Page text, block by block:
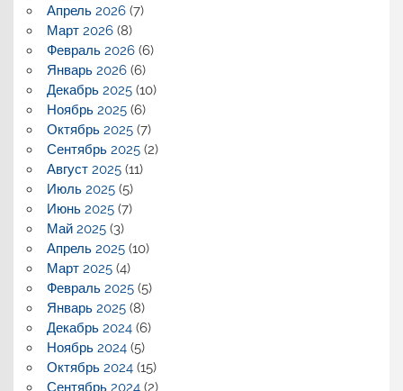
Апрель 2026(7)
Март 2026(8)
Февраль 2026(6)
Январь 2026(6)
Декабрь 2025(10)
Ноябрь 2025(6)
Октябрь 2025(7)
Сентябрь 2025(2)
Август 2025(11)
Июль 2025(5)
Июнь 2025(7)
Май 2025(3)
Апрель 2025(10)
Март 2025(4)
Февраль 2025(5)
Январь 2025(8)
Декабрь 2024(6)
Ноябрь 2024(5)
Октябрь 2024(15)
Сентябрь 2024(2)